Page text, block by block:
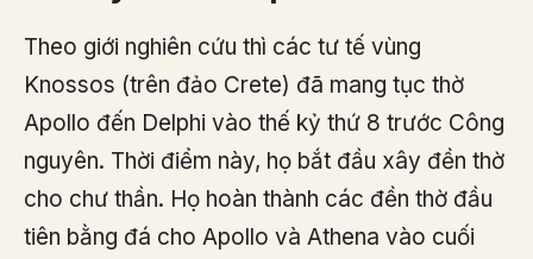
Theo giới nghiên cứu thì các tư tế vùng
Knossos (trên đảo Crete) đã mang tục thờ
Apollo đến Delphi vào thế kỷ thứ 8 trước Công
nguyên. Thời điểm này, họ bắt đầu xây đền thờ
cho chư thần. Họ hoàn thành các đền thờ đầu
tiên bằng đá cho Apollo và Athena vào cuối